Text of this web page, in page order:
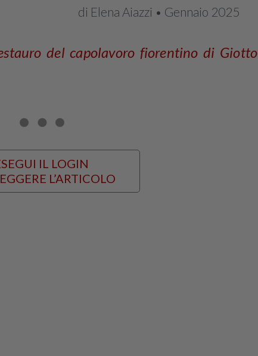
di Elena Aiazzi • Gennaio 2025
del capolavoro fiorentino di Giotto
IL LOGIN
L’ARTICOLO